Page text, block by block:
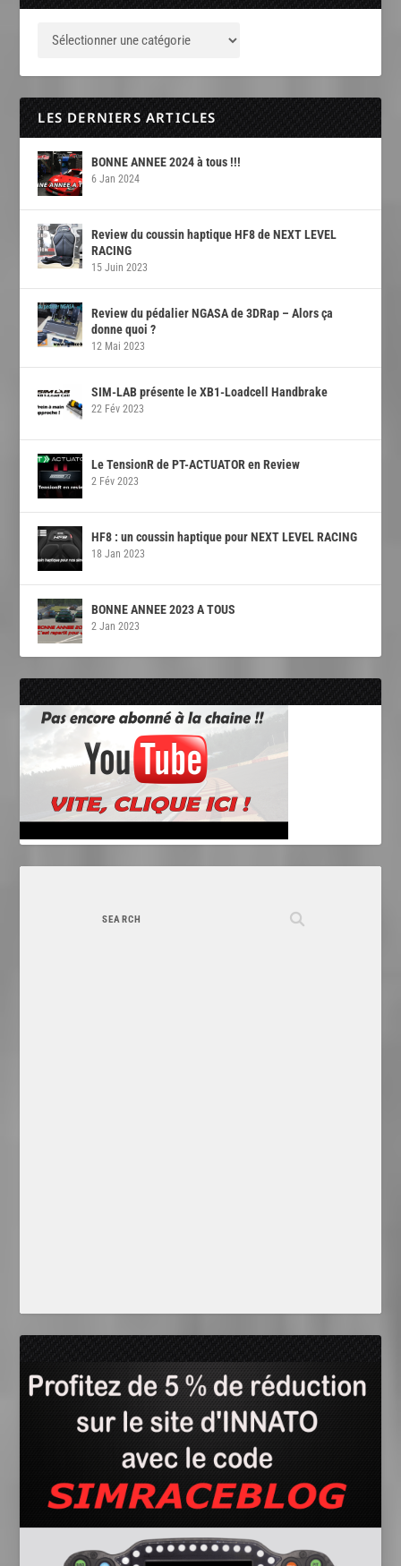
LES DERNIERS ARTICLES
BONNE ANNEE 2024 à tous !!!
6 Jan 2024
Review du coussin haptique HF8 de NEXT LEVEL
RACING
15 Juin 2023
Review du pédalier NGASA de 3DRap – Alors ça
donne quoi ?
12 Mai 2023
SIM-LAB présente le XB1-Loadcell Handbrake
22 Fév 2023
Le TensionR de PT-ACTUATOR en Review
2 Fév 2023
HF8 : un coussin haptique pour NEXT LEVEL RACING
18 Jan 2023
BONNE ANNEE 2023 A TOUS
2 Jan 2023